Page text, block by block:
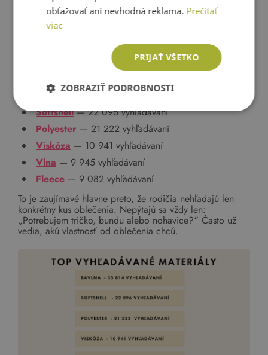
Čo sa týka materiálov, najviac sa vyhľadáva bavlna:
— 35 814 vyhľadávaní
A medzi ďalšími hľadanými výrazmi nájdeme aj iné
materiály alebo typy látok:
Softshell— 22 096 vyhľadávaní
Polyester — 21 222 vyhľadávaní
Viskóza — 10 941 vyhľadávaní
Vlna — 9 945 vyhľadávaní
Fleece — 9 082 vyhľadávaní
To je zaujímavé hlavne preto, že rodičia nehľadajú len
konkrétny kus oblečenia. Nepýtajú sa vždy len:
„Potrebujem tričko, bundu alebo nohavice?“ Často už
vedia, akú vlastnosť od oblečenia chcú.
obťažovať ani nevhodná reklama. Prečítať
viac
PRIJAŤ VŠETKO
ZOBRAZIŤ PODROBNOSTI